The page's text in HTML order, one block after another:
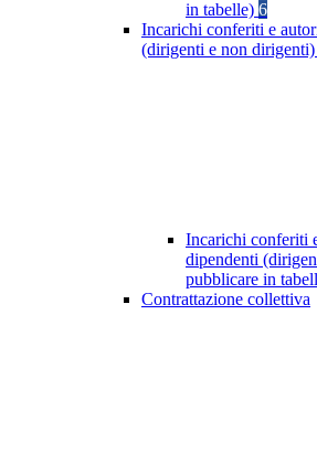
in tabelle) 6
Incarichi conferiti e
(dirigenti e non dirigenti)
Incarichi conferiti
dipendenti
pubblicare in
Contrattazione collettiva